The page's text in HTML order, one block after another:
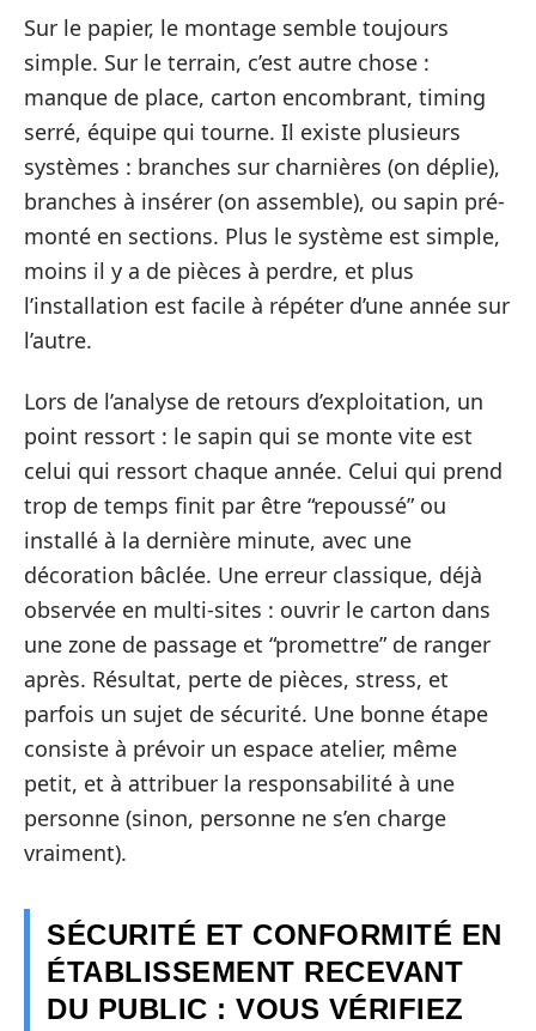
Sur le papier, le montage semble toujours
simple. Sur le terrain, c’est autre chose :
manque de place, carton encombrant, timing
serré, équipe qui tourne. Il existe plusieurs
systèmes : branches sur charnières (on déplie),
branches à insérer (on assemble), ou sapin pré-
monté en sections. Plus le système est simple,
moins il y a de pièces à perdre, et plus
l’installation est facile à répéter d’une année sur
l’autre.
Lors de l’analyse de retours d’exploitation, un
point ressort : le sapin qui se monte vite est
celui qui ressort chaque année. Celui qui prend
trop de temps finit par être “repoussé” ou
installé à la dernière minute, avec une
décoration bâclée. Une erreur classique, déjà
observée en multi-sites : ouvrir le carton dans
une zone de passage et “promettre” de ranger
après. Résultat, perte de pièces, stress, et
parfois un sujet de sécurité. Une bonne étape
consiste à prévoir un espace atelier, même
petit, et à attribuer la responsabilité à une
personne (sinon, personne ne s’en charge
vraiment).
SÉCURITÉ ET CONFORMITÉ EN
ÉTABLISSEMENT RECEVANT
DU PUBLIC : VOUS VÉRIFIEZ